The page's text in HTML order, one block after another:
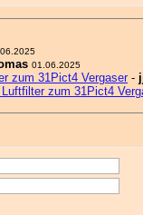
01.06.2025
zum 31Pict4 Vergaser-
Luftfilter zum 31Pict4